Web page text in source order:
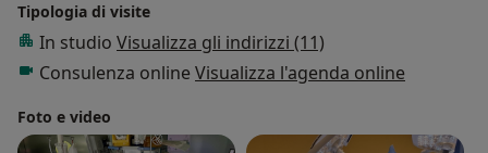
Tipologia di visite
In studio Visualizza gli indirizzi (11)
Consulenza online Visualizza l'agenda online
Foto e video